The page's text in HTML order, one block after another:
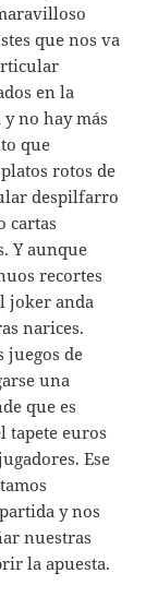
que nos va
en la
y no hay más
que
rotos de
despilfarro
cartas
Y aunque
recortes
joker anda
narices.
juegos de
una
que es
tapete euros
Ese
y nos
nuestras
la apuesta.